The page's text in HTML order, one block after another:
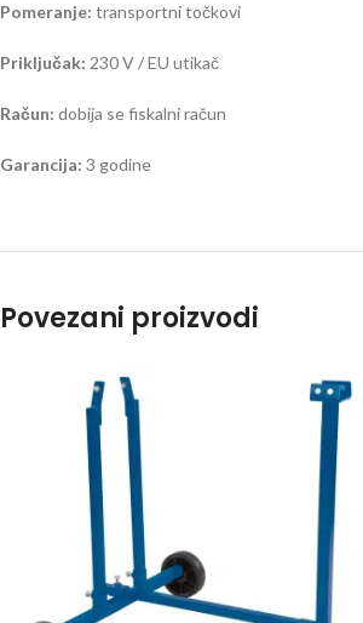
Pomeranje: transportni točkovi
Priključak: 230 V / EU utikač
Račun: dobija se fiskalni račun
Garancija: 3 godine
Povezani proizvodi